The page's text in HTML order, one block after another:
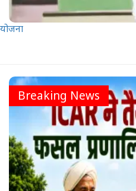
योजना
Breaking News